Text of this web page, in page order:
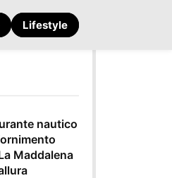
Lifestyle
nautico
Maddalena